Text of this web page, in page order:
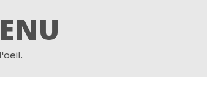
5 videos
affine